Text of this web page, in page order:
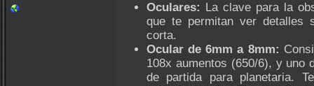
Oculares: La clave para la
que te permitan ver detalles
corta.
Ocular de 6mm a 8mm:
108x aumentos (650/6), y uno
de partida para planetaria.